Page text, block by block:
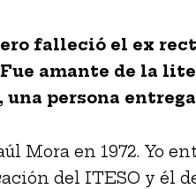
falleció el ex
amante de la
una persona
Mora en 1972. Yo
del ITESO y él